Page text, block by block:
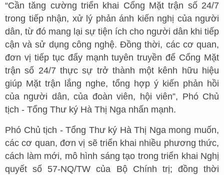
“Cần tăng cường triển khai Cổng Mặt trận số 24/7
trong tiếp nhận, xử lý phản ánh kiến nghị của người
dân, từ đó mang lại sự tiện ích cho người dân khi tiếp
cận và sử dụng công nghệ. Đồng thời, các cơ quan,
đơn vị tiếp tục đẩy mạnh tuyên truyền để Cổng Mặt
trận số 24/7 thực sự trở thành một kênh hữu hiệu
giúp Mặt trận lắng nghe, tổng hợp ý kiến phản hồi
của người dân, của đoàn viên, hội viên”, Phó Chủ
tịch - Tổng Thư ký Hà Thị Nga nhấn mạnh.
Phó Chủ tịch - Tổng Thư ký Hà Thị Nga mong muốn,
các cơ quan, đơn vị sẽ triển khai nhiều phương thức,
cách làm mới, mô hình sáng tạo trong triển khai Nghị
quyết số 57-NQ/TW của Bộ Chính trị; đồng thời